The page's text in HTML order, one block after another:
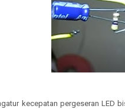
kecepatan pergeseran LED